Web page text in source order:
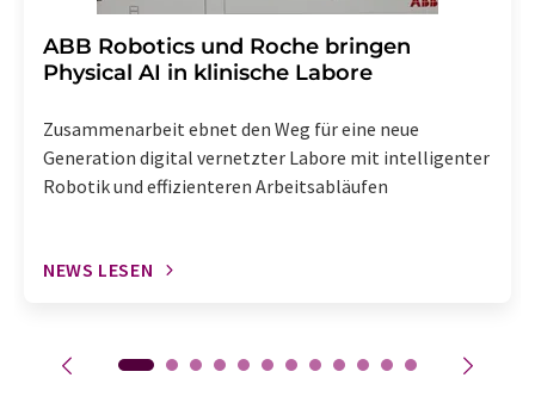
​​​​​​​ABB Robotics und Roche bringen
Physical AI in klinische Labore
Zusammenarbeit ebnet den Weg für eine neue
Generation digital vernetzter Labore mit intelligenter
Robotik und effizienteren Arbeitsabläufen
NEWS LESEN